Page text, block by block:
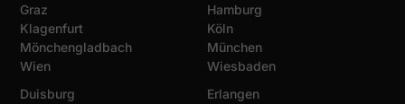
Graz
Klagenfurt
Mönchengladbach
Wien
Hamburg
Köln
München
Wiesbaden
Duisburg
Erlangen